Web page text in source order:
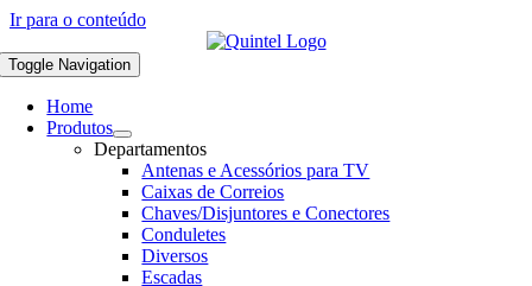
Ir para o conteúdo
Toggle Navigation
Home
Produtos
Departamentos
Antenas e Acessórios para TV
Caixas de Correios
Chaves/Disjuntores e Conectores
Conduletes
Diversos
Escadas